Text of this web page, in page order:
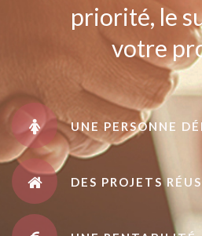
priorité, le
votre
UNE PERSONNE
DES PROJETS